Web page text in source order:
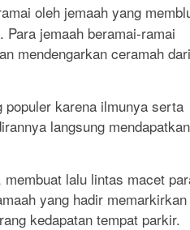
oleh jemaah yang
jemaah beramai-ramai
mendengarkan ceramah dari
populer karena ilmunya serta
langsung mendapatkan
lalu lintas macet
yang hadir memarkirkan
kedapatan tempat parkir.